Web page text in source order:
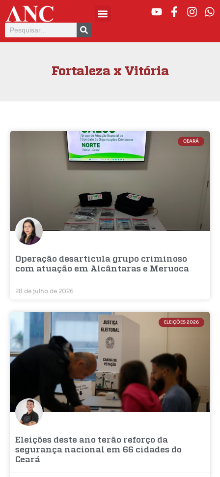
Fortaleza x Vitória
CEARÁ
Operação desarticula grupo criminoso
com atuação em Alcântaras e Meruoca
28 de julho de 2026
ELEIÇÕES 2026
Eleições deste ano terão reforço da
segurança nacional em 66 cidades do
Ceará